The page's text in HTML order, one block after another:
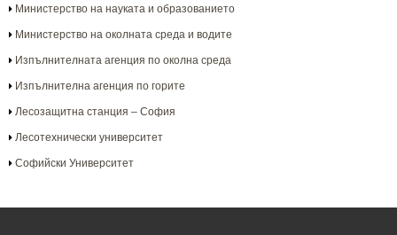
Министерство на науката и образованието
Министерство на околната среда и водите
Изпълнителната агенция по околна среда
Изпълнителна агенция по горите
Лесозащитна станция – София
Лесотехнически университет
Софийски Университет